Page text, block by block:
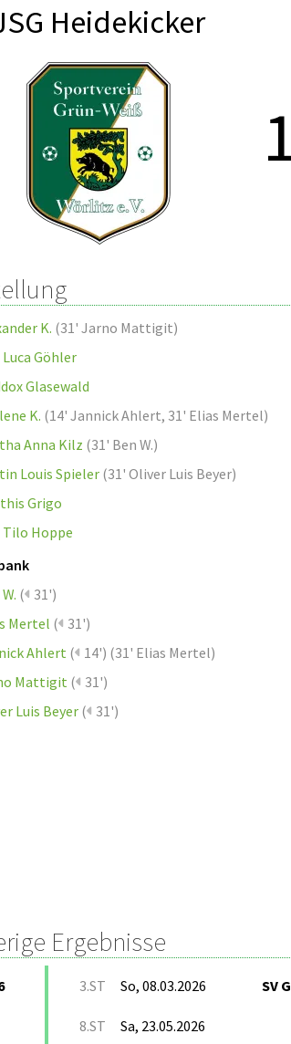
Heidekicker
K. (31' Jarno Mattigit)
Luca Göhler
Glasewald
K. (14' Jannick Ahlert, 31' Elias Mertel)
Anna Kilz (31' Ben W.)
Louis Spieler (31' Oliver Luis Beyer)
Grigo
Tilo Hoppe
( 31')
Mertel ( 31')
Ahlert ( 14') (31' Elias Mertel)
Mattigit ( 31')
Luis Beyer ( 31')
Ergebnisse
3.ST So, 08.03.2026 SV
8.ST Sa, 23.05.2026